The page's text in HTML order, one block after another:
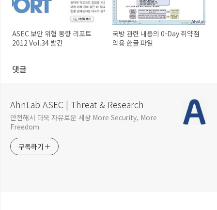
ASEC 보안 위협 동향 리포트
2012 Vol.34 발간
국방 관련 내용의 0-Day 취약점
악용 한글 파일
댓글
AhnLab ASEC | Threat & Research
안전해서 더욱 자유로운 세상 More Security, More
Freedom
구독하기